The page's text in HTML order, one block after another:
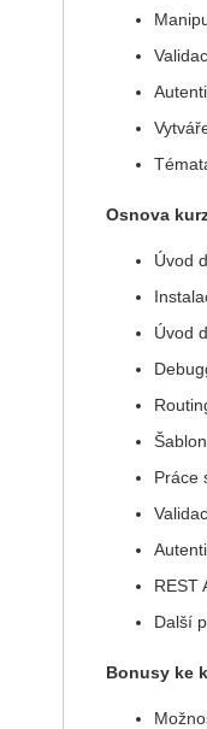
Osnova
Úvod
Úvod
Práce
REST
Další
Bonusy ke